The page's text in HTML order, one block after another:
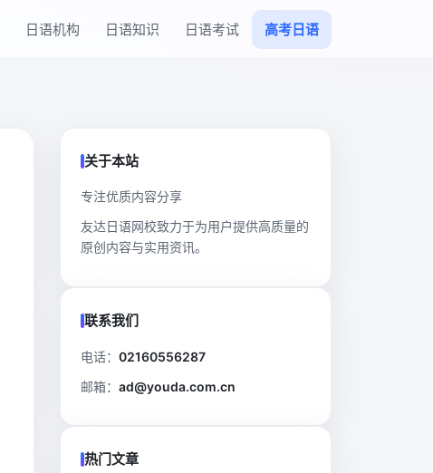
日语机构 日语知识 日语考试 高考日语
关于本站
专注优质内容分享
友达日语网校致力于为用户提供高质量的
原创内容与实用资讯。
联系我们
电话： 02160556287
邮箱： ad@youda.com.cn
热门文章